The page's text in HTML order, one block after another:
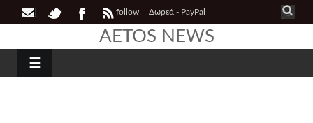
follow Δωρεά - PayPal
AETOS NEWS
☰